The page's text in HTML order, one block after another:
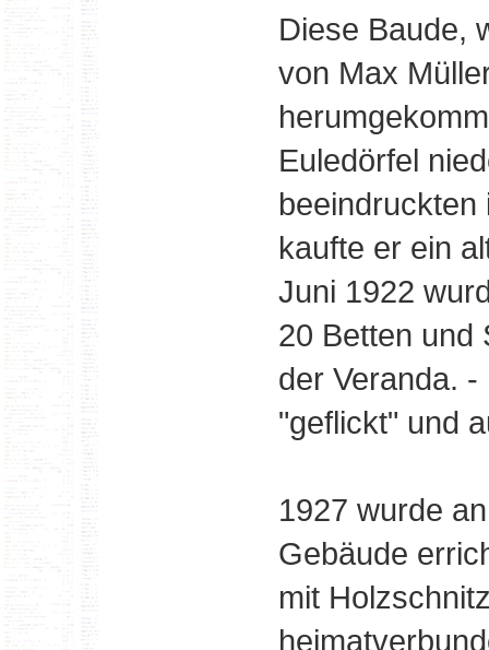
Diese Baude,
von Max
Euledörfel
beeindruckten
kaufte er ein
Juni 1922
20 Betten und
der Veranda.
"geflickt" und
1927 wurde
Gebäude
mit